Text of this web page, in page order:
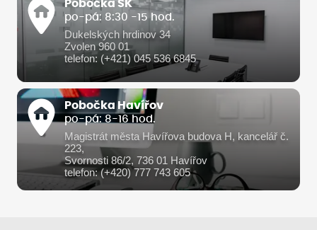
Pobočka SK
po-pá: 8:30 -15 hod.
Dukelských hrdinov 34
Zvolen 960 01
telefon: (+421) 045 536 6845
Pobočka Havířov
po-pá: 8-16 hod.
Magistrát města Havířova budova H, kancelář č.
223,
Svornosti 86/2, 736 01 Havířov
telefon: (+420) 777 743 605